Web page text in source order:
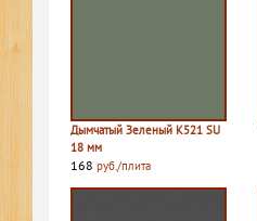
Дымчатый Зеленый К521 SU
18 мм
168 руб./плита